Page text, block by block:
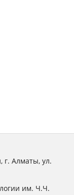
г. Алматы, ул.
им. Ч.Ч.